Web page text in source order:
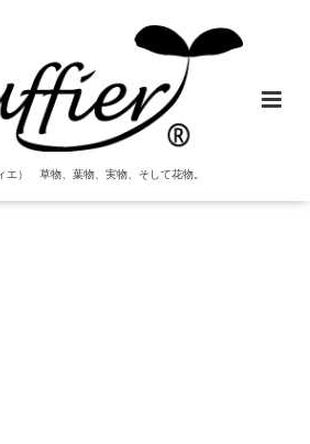
エ） 草物、葉物、実物、そして花物。